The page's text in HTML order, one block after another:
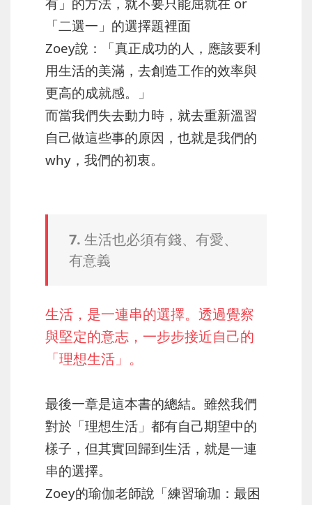
「二選一」的選擇題裡面
Zoey說：「真正成功的人，應該要利
用生活的美滿，去創造工作的效率與
更高的成就感。」
而當我們失去動力時，就去重新溫習
自己做這些事的原因，也就是我們的
why，我們的初衷。
7. 生活也必須有錢、有愛、
有意義
生活，是一連串的選擇。透過覺察
與堅定的意志，一步步接近自己的
「理想生活」。
最後一章是這本書的總結。雖然我們
對於「理想生活」都有自己期望中的
樣子，但其實回歸到生活，就是一連
串的選擇。
Zoey的瑜伽老師說「練習瑜珈：最困